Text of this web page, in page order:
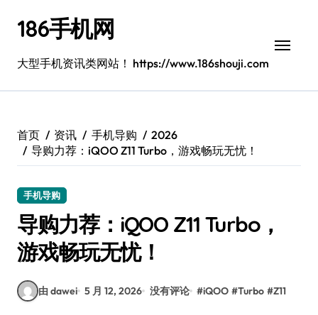
186手机网
大型手机资讯类网站！ https://www.186shouji.com
首页 资讯 手机导购
2026
导购力荐：iQOO Z11 Turbo，游戏畅玩无忧！
手机导购
导购力荐：iQOO Z11 Turbo，
游戏畅玩无忧！
由 dawei 5 月 12, 2026 没有评论 #iQOO #Turbo #Z11